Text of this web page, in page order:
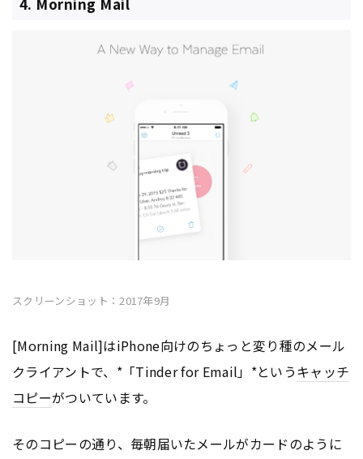
スクリーンショット：2017年9月
[Morning Mail]はiPhone向けのちょっと変り種のメール
クライアントで、*「Tinder for Email」*というキャッチ
コピーがついています。
そのコピーの通り、毎朝届いたメールがカードのように